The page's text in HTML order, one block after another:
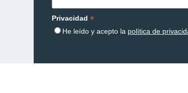
Privacidad*
He leído y acepto la política de